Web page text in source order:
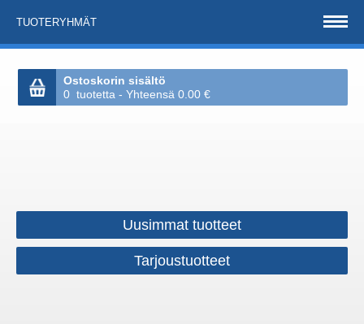
TUOTERYHMÄT
Ostoskorin sisältö
0 tuotetta - Yhteensä 0.00 €
Uusimmat tuotteet
Tarjoustuotteet